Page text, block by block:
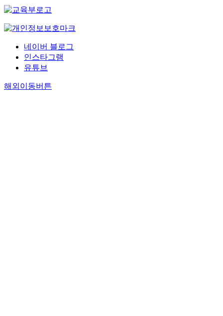
네이버 블로그
인스타그램
유튜브
해외이동버튼